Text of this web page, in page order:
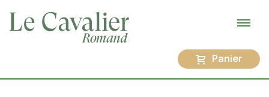
Panier